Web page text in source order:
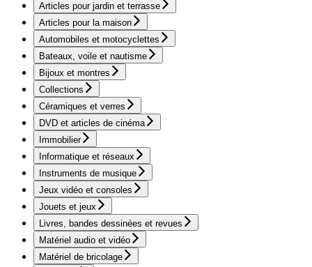
Articles pour jardin et terrasse
Articles pour la maison
Automobiles et motocyclettes
Bateaux, voile et nautisme
Bijoux et montres
Collections
Céramiques et verres
DVD et articles de cinéma
Immobilier
Informatique et réseaux
Instruments de musique
Jeux vidéo et consoles
Jouets et jeux
Livres, bandes dessinées et revues
Matériel audio et vidéo
Matériel de bricolage